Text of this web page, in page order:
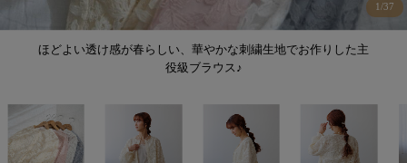
ほどよい透け感が春らしい、華やかな刺繍生地でお作りした主
役級ブラウス♪
1/37